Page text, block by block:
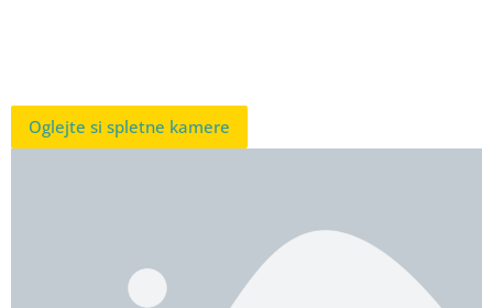
Oglejte si spletne kamere